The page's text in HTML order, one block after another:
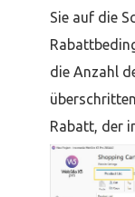
Sie auf die
die Anzahl
Rabatt, der